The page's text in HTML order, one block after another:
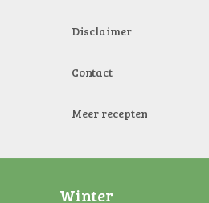
Disclaimer
Contact
Meer recepten
Winter